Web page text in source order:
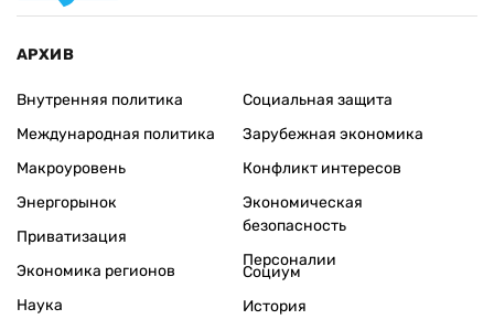
АРХИВ
Внутренняя политика
Международная политика
Макроуровень
Энергорынок
Приватизация
Экономика регионов
Социальная защита
Зарубежная экономика
Конфликт интересов
Экономическая
безопасность
Персоналии
Наука
Социум
История